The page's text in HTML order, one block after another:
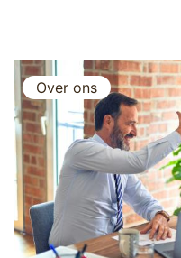
Over ons